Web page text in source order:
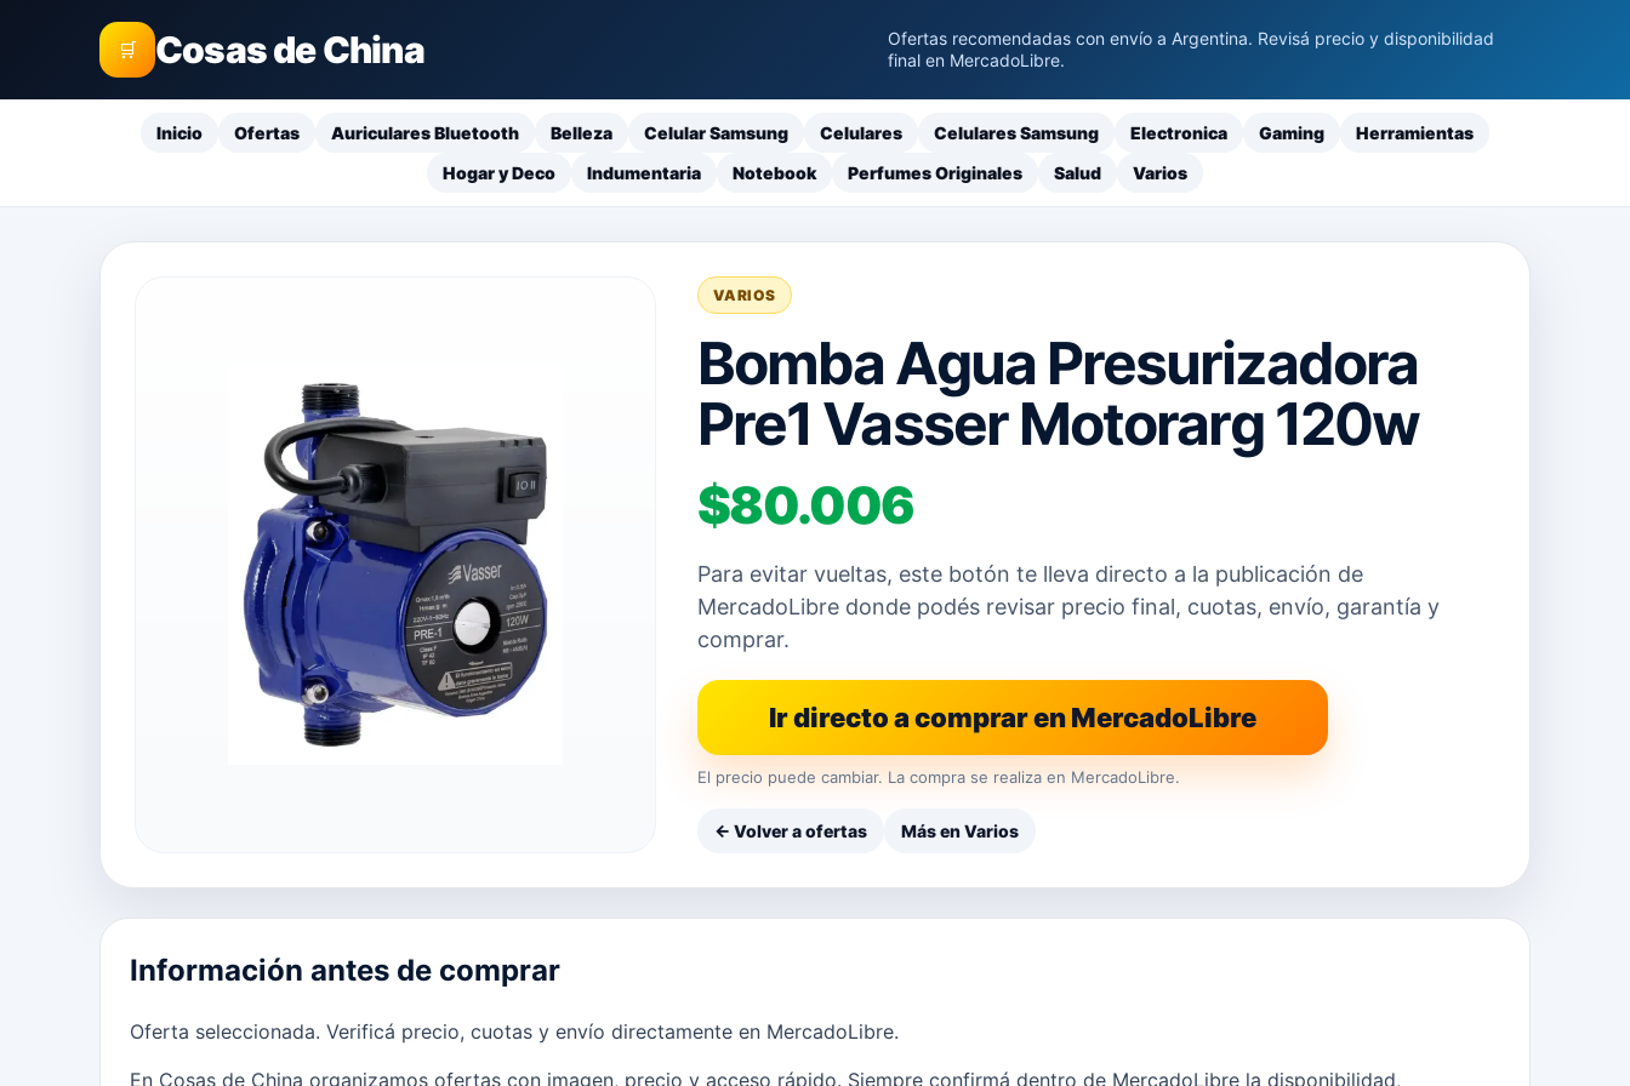
🛒 Cosas de China
Ofertas recomendadas con envío a Argentina. Revisá precio y disponibilidad
final en MercadoLibre.
Inicio Ofertas Auriculares Bluetooth Belleza Celular Samsung Celulares Celulares Samsung Electronica Gaming
Herramientas
Hogar y Deco
Indumentaria Notebook Perfumes Originales Salud Varios
VARIOS
Bomba Agua Presurizadora
Pre1 Vasser Motorarg 120w
$80.006
Para evitar vueltas, este botón te lleva directo a la publicación de
MercadoLibre donde podés revisar precio final, cuotas, envío, garantía y
comprar.
Ir directo a comprar en MercadoLibre
El precio puede cambiar. La compra se realiza en MercadoLibre.
← Volver a ofertas Más en Varios
Información antes de comprar
Oferta seleccionada. Verificá precio, cuotas y envío directamente en MercadoLibre.
En Cosas de China organizamos ofertas con imagen, precio y acceso rápido. Siempre confirmá dentro de MercadoLibre la disponibilidad,